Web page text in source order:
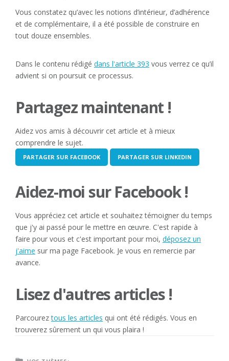
Vous constatez qu’avec les notions d’intérieur, d’adhérence
et de complémentaire, il a été possible de construire en
tout douze ensembles.
Dans le contenu rédigé dans l'article 393 vous verrez ce qu’il
advient si on poursuit ce processus.
Partagez maintenant !
Aidez vos amis à découvrir cet article et à mieux
comprendre le sujet.
PARTAGER SUR FACEBOOK PARTAGER SUR LINKEDIN
Aidez-moi sur Facebook !
Vous appréciez cet article et souhaitez témoigner du temps
que j'y ai passé pour le mettre en œuvre. C'est rapide à
faire pour vous et c'est important pour moi, déposez un
j'aime sur ma page Facebook. Je vous en remercie par
avance.
Lisez d'autres articles !
Parcoureztous les articles qui ont été rédigés. Vous en
trouverez sûrement un qui vous plaira !